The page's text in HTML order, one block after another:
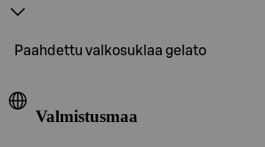
Paahdettu valkosuklaa gelato
Valmistusmaa